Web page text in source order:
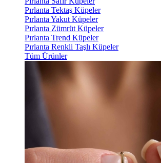
Pırlanta Tektaş Küpeler
Pırlanta Yakut Küpeler
Pırlanta Zümrüt Küpeler
Pırlanta Trend Küpeler
Pırlanta Renkli Taşlı Küpeler
Tüm Ürünler